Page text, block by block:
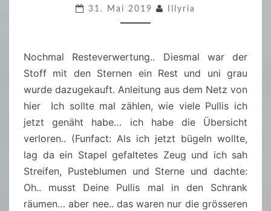
S
T
P
U
L
L
I
31. Mai 2019 Illyria
Nochmal Resteverwertung.. Diesmal war der
Stoff mit den Sternen ein Rest und uni grau
wurde dazugekauft. Anleitung aus dem Netz von
hier Ich sollte mal zählen, wie viele Pullis ich
jetzt genäht habe… ich habe die Übersicht
verloren.. (Funfact: Als ich jetzt bügeln wollte,
lag da ein Stapel gefaltetes Zeug und ich sah
Streifen, Pusteblumen und Sterne und dachte:
Oh.. musst Deine Pullis mal in den Schrank
räumen… aber nee.. das waren nur die grösseren